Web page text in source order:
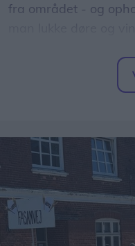
fra området - og
Det skriver
Der siver gas fra
retning, oplyser
Senere onsdag
efterfølgende oplyst,
kontrol, og at faren